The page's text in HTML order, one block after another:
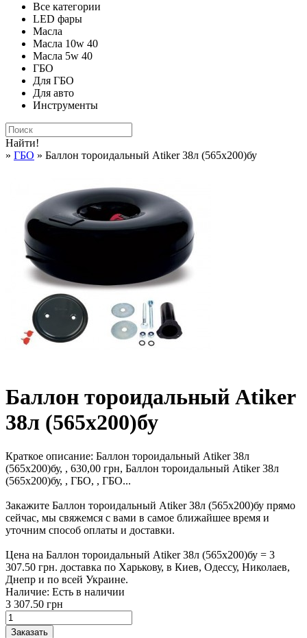
Все категории
LED фары
Масла
Масла 10w 40
Масла 5w 40
ГБО
Для ГБО
Для авто
Инструменты
Найти!
» ГБО » Баллон тороидальный Atiker 38л (565х200)бу
Баллон тороидальный Atiker
38л (565х200)бу
Краткое описание: Баллон тороидальный Atiker 38л
(565х200)бу, , 630,00 грн, Баллон тороидальный Atiker 38л
(565х200)бу, , ГБО, , ГБО...
Закажите Баллон тороидальный Atiker 38л (565х200)бу прямо
сейчас, мы свяжемся с вами в самое ближайшее время и
уточним способ оплаты и доставки.
Цена на Баллон тороидальный Atiker 38л (565х200)бу = 3
307.50 грн. доставка по Харькову, в Киев, Одессу, Николаев,
Днепр и по всей Украине.
Наличие: Есть в наличии
3 307.50 грн